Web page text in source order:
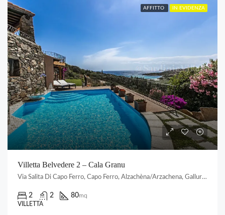
AFFITTO IN EVIDENZA
Villetta Belvedere 2 – Cala Granu
Via Salita Di Capo Ferro, Capo Ferro, Alzachèna/Arzachena, Gallura Nord-Est Sardegna, Sardigna/Sardegna, Italia
2 2 80mq
VILLETTA